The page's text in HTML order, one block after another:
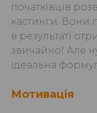
початківців
кастинги. Вони
в результаті
звичайно! Але
ідеальна
Мотивація